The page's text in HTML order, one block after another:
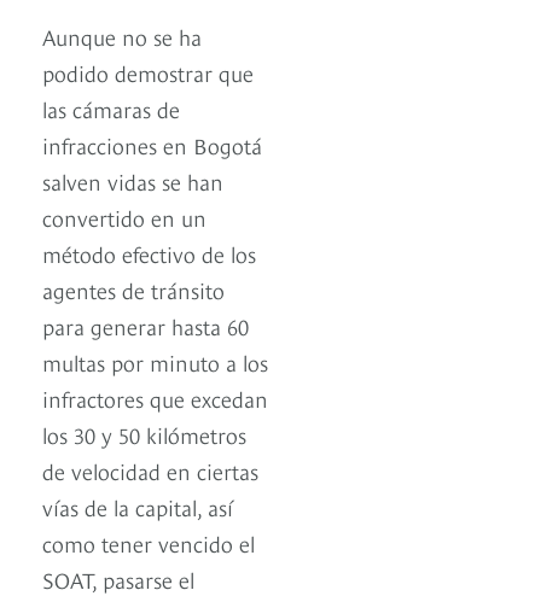
Aunque no se ha
podido demostrar que
las cámaras de
infracciones en Bogotá
salven vidas se han
convertido en un
método efectivo de los
agentes de tránsito
para generar hasta 60
multas por minuto a los
infractores que excedan
los 30 y 50 kilómetros
de velocidad en ciertas
vías de la capital, así
como tener vencido el
SOAT, pasarse el